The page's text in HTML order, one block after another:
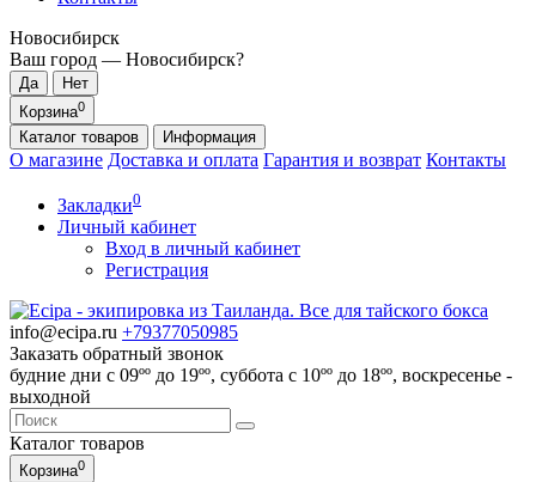
Новосибирск
Ваш город — Новосибирск?
Корзина0
Каталог товаров Информация
О магазине Доставка и оплата Гарантия и возврат Контакты
Закладки0
Личный кабинет
Вход в личный кабинет
Регистрация
info@ecipa.ru +79377050985
Заказать обратный звонок
будние дни с 09ºº до 19ºº, суббота с 10ºº до 18ºº, воскресенье -
выходной
Каталог товаров
Корзина0